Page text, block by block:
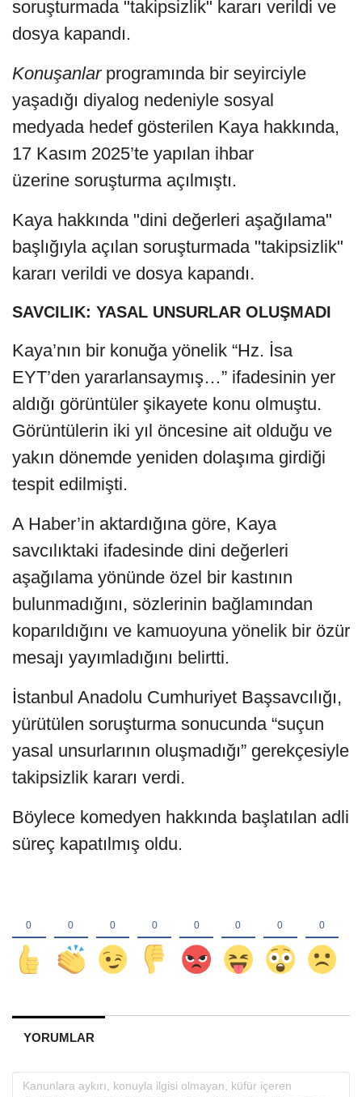
soruşturmada "takipsizlik" kararı verildi ve
dosya kapandı.
Konuşanlarprogramında bir seyirciyle
yaşadığı diyalog nedeniyle sosyal
medyada hedef gösterilen Kaya hakkında,
17 Kasım 2025’te yapılan ihbar
üzerine soruşturma açılmıştı.
Kaya hakkında "dini değerleri aşağılama"
başlığıyla açılan soruşturmada "takipsizlik"
kararı verildi ve dosya kapandı.
SAVCILIK: YASAL UNSURLAR OLUŞMADI
Kaya’nın bir konuğa yönelik “Hz. İsa
EYT’den yararlansaymış…” ifadesinin yer
aldığı görüntüler şikayete konu olmuştu.
Görüntülerin iki yıl öncesine ait olduğu ve
yakın dönemde yeniden dolaşıma girdiği
tespit edilmişti.
A Haber’in aktardığına göre, Kaya
savcılıktaki ifadesinde dini değerleri
aşağılama yönünde özel bir kastının
bulunmadığını, sözlerinin bağlamından
koparıldığını ve kamuoyuna yönelik bir özür
mesajı yayımladığını belirtti.
İstanbul Anadolu Cumhuriyet Başsavcılığı,
yürütülen soruşturma sonucunda “suçun
yasal unsurlarının oluşmadığı” gerekçesiyle
takipsizlik kararı verdi.
Böylece komedyen hakkında başlatılan adli
süreç kapatılmış oldu.
YORUMLAR